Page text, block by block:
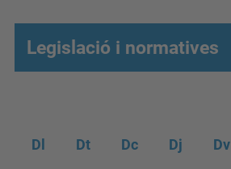
Legislació i normatives
Dl Dt Dc Dj Dv